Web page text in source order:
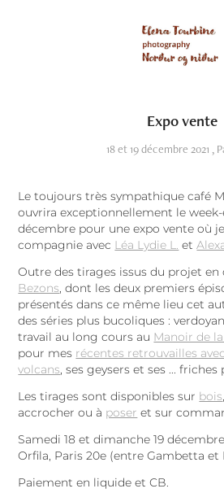
Expo vente
18 et 19 décembre 2021 ,
Le toujours très sympathique café
ouvrira exceptionnellement le week-
décembre pour une expo vente où
compagnie avecLéa Lydie L.et
Outre des tirages issus du projet
Bezons, dont les deux premiers
présentés dans ce même lieu cet
des séries plus bucoliques :
travail au long cours auManoir de
pour mesrécentes retrouvailles
volcans, ses geysers et ses ...
Les tirages sont disponibles surbois
accrocher ou à poseret sur
Samedi 18 et dimanche 19
Orfila, Paris 20e (entre Gambetta et
Paiement en liquide et CB.